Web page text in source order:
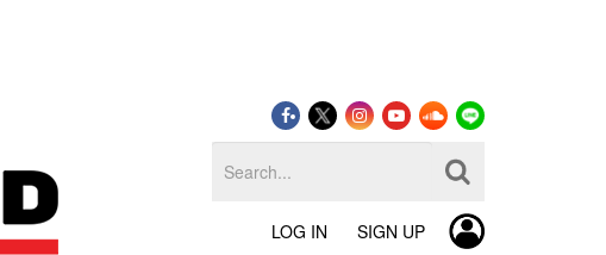
LOG IN SIGN UP